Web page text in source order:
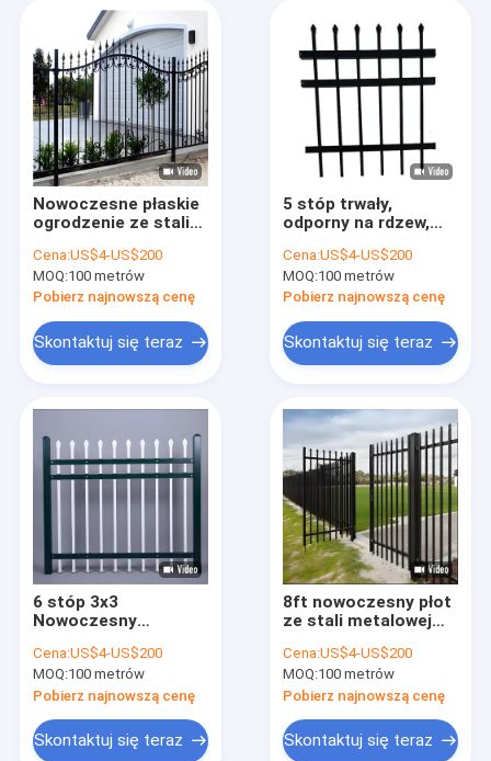
Ogrodzenie zabezpieczające z siatki V
Bariera kontroli tłumu
Ogrodzenie zabezpieczające przed wspinaczką
ogrodzenie z ogniw łańcucha
Drut kolczasty brzytwy
Stalowa buda dla psa
Kratka ze stali ocynkowanej
klatka do przechowywania drutu
Nowoczesne płaskie
ogrodzenie ze stali
Cena:US$4-US$200
MOQ:100 metrów
Pobierz najnowszą cenę
Skontaktuj się teraz
5 stóp trwały,
odporny na rdzew,
rurkowe, nowoczesny
projekt dla
zwiększonego
długowieczności
Cena:US$4-US$200
MOQ:100 metrów
Pobierz najnowszą cenę
Skontaktuj się teraz
6 stóp 3x3
Nowoczesny
rurowe do ogrodu
Cena:US$4-US$200
MOQ:100 metrów
Pobierz najnowszą cenę
Skontaktuj się teraz
8ft nowoczesny płot
ze stali metalowej
rurka do ogrodu
mieszkalnego
Cena:US$4-US$200
MOQ:100 metrów
Pobierz najnowszą cenę
Skontaktuj się teraz